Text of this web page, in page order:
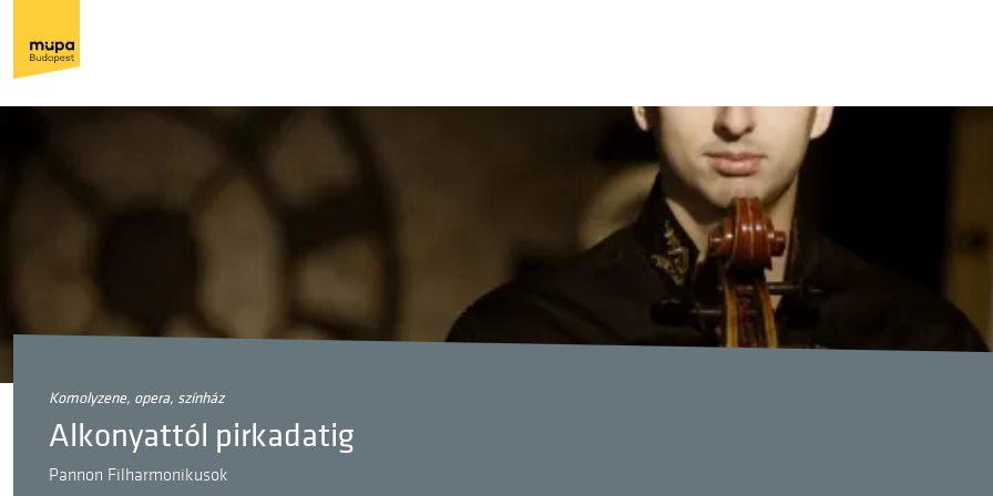
komolyzene, opera, színház
Alkonyattól pirkadatig
Pannon Filharmonikusok